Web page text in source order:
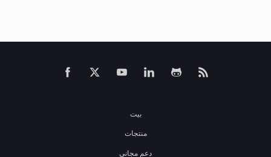
بيت
منتجات
دعم مجاني